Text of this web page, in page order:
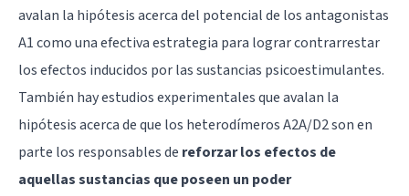
avalan la hipótesis acerca del potencial de los antagonistas
A1 como una efectiva estrategia para lograr contrarrestar
los efectos inducidos por las sustancias psicoestimulantes.
También hay estudios experimentales que avalan la
hipótesis acerca de que los heterodímeros A2A/D2 son en
parte los responsables de reforzar los efectos de
aquellas sustancias que poseen un poder